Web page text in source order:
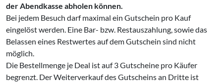
der Abendkasse abholen können.
Bei jedem Besuch darf maximal ein Gutschein pro Kauf
eingelöst werden. Eine Bar- bzw. Restauszahlung, sowie das
Belassen eines Restwertes auf dem Gutschein sind nicht
möglich.
Die Bestellmenge je Deal ist auf 3 Gutscheine pro Käufer
begrenzt. Der Weiterverkauf des Gutscheins an Dritte ist